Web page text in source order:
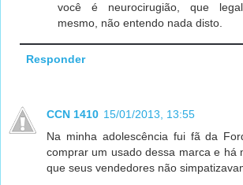
você é neurocirugião, que
mesmo, não entendo nada disto.
Responder
CCN 1410 15/01/2013, 13:55
Na minha adolescência fui fã da
comprar um usado dessa marca e há
que seus vendedores não